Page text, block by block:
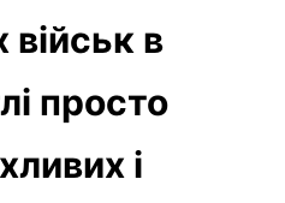
в
просто
і